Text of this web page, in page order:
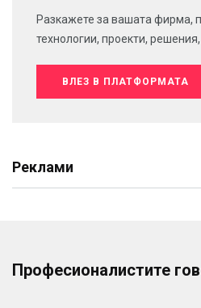
Разкажете за вашата фирма,
технологии, проекти,
ВЛЕЗ В ПЛАТФОРМАТА
Реклами
Професионалистите